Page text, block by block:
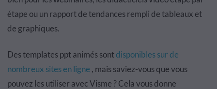
étape ou un rapport de tendances rempli de tableaux et
de graphiques.
Des templates ppt animés sontdisponibles sur de
nombreux sites en ligne , mais saviez-vous que vous
pouvez les utiliser avec Visme ? Cela vous donne